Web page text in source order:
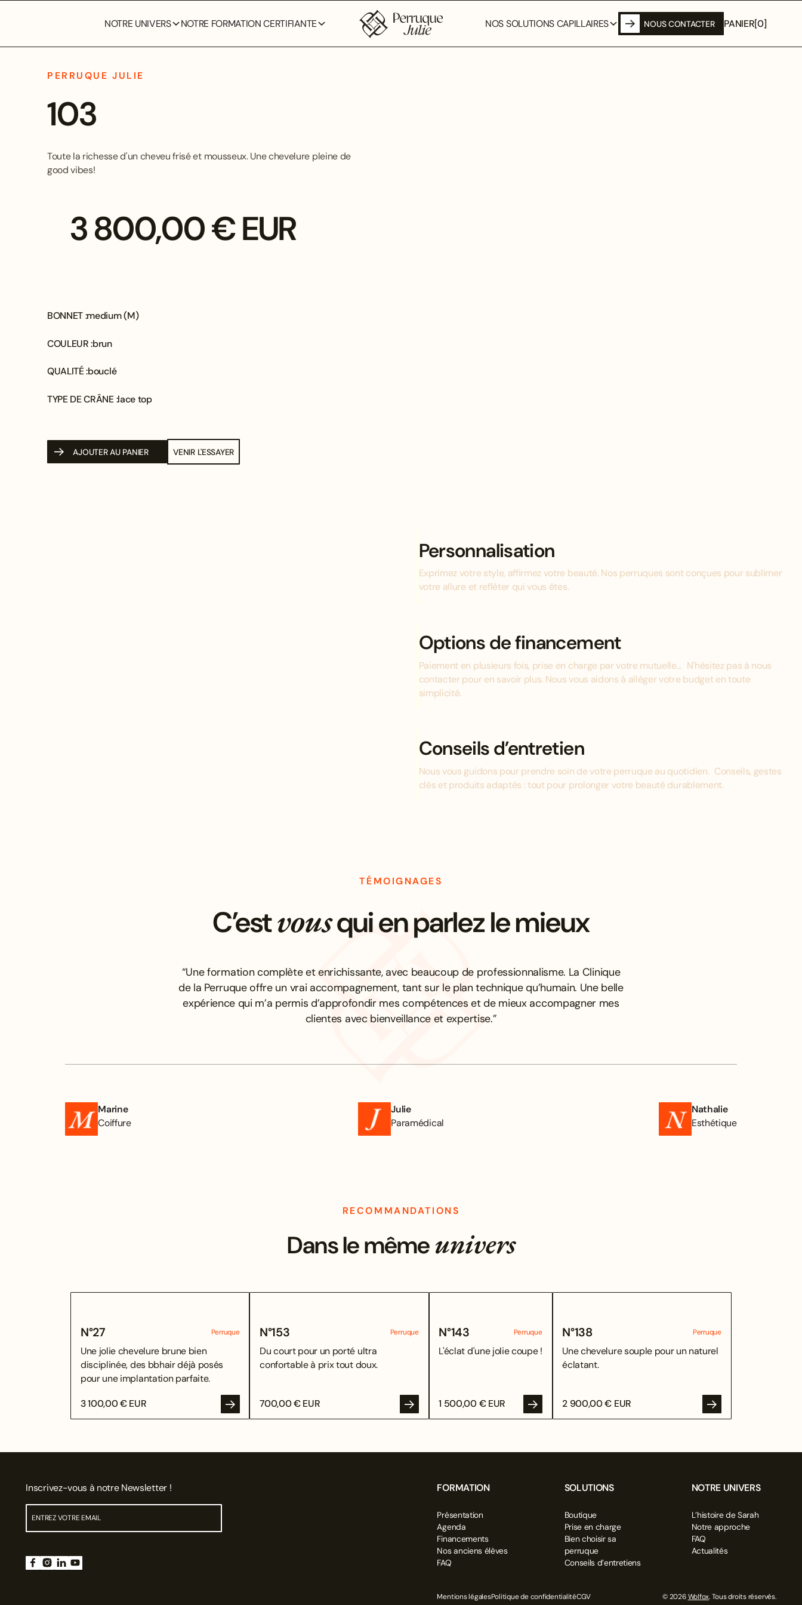
NOTRE UNIVERS NOTRE FORMATION CERTIFIANTE NOS SOLUTIONS CAPILLAIRES NOUS CONTACTER PANIER[0]
PERRUQUE JULIE
103
Toute la richesse d'un cheveu frisé et mousseux. Une chevelure pleine de
good vibes!
3 800,00 € EUR
BONNET :medium (M)
COULEUR :brun
QUALITÉ :bouclé
TYPE DE CRÂNE :lace top
AJOUTER AU PANIER VENIR L'ESSAYER
Personnalisation
Exprimez votre style, affirmez votre beauté. Nos perruques sont conçues pour sublimer
votre allure et refléter qui vous êtes.
Options de financement
Paiement en plusieurs fois, prise en charge par votre mutuelle... N'hésitez pas à nous
contacter pour en savoir plus. Nous vous aidons à alléger votre budget en toute
simplicité.
Conseils d’entretien
Nous vous guidons pour prendre soin de votre perruque au quotidien. Conseils, gestes
clés et produits adaptés : tout pour prolonger votre beauté durablement.
TÉMOIGNAGES
C’estvousqui en parlez le mieux
Marine
Coiffure
Julie
Paramédical
Nathalie
Esthétique
“Une formation complète et enrichissante, avec beaucoup de professionnalisme. La Clinique
de la Perruque offre un vrai accompagnement, tant sur le plan technique qu’humain. Une belle
expérience qui m’a permis d’approfondir mes compétences et de mieux accompagner mes
clientes avec bienveillance et expertise.”
RECOMMANDATIONS
Dans le mêmeunivers
N°27 Perruque
Une jolie chevelure brune bien
disciplinée, des bbhair déjà posés
pour une implantation parfaite.
3 100,00 € EUR
N°153 Perruque
Du court pour un porté ultra
confortable à prix tout doux.
700,00 € EUR
N°143 Perruque
L'éclat d'une jolie coupe !
1 500,00 € EUR
N°138 Perruque
Une chevelure souple pour un naturel
éclatant.
2 900,00 € EUR
Inscrivez-vous à notre Newsletter ! FORMATION
Présentation
Agenda
Financements
Nos anciens élèves
FAQ
SOLUTIONS
Boutique
Prise en charge
Bien choisir sa
perruque
Conseils d’entretiens
NOTRE UNIVERS
L’histoire de Sarah
Notre approche
FAQ
Actualités
Mentions légalesPolitique de confidentialitéCGV © 2026Wolfox. Tous droits réservés.